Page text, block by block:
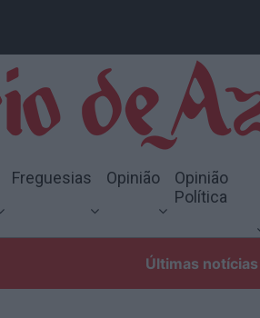
Freguesias Opinião
Opinião
Política
Últimas notícias